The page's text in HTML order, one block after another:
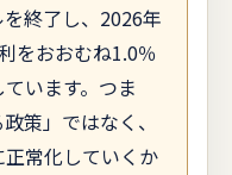
終了し、2026年
をおおむね1.0％
います。つま
策」ではなく、
常化していくか